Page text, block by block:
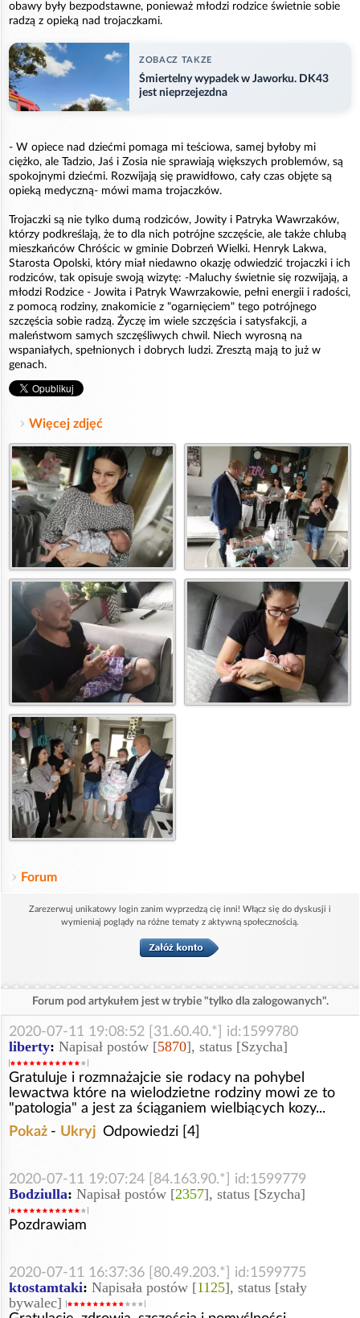
obawy były bezpodstawne, ponieważ młodzi rodzice świetnie sobie
radzą z opieką nad trojaczkami.
ZOBACZ TAKZE
Śmiertelny wypadek w Jaworku. DK43
jest nieprzejezdna
- W opiece nad dziećmi pomaga mi teściowa, samej byłoby mi
ciężko, ale Tadzio, Jaś i Zosia nie sprawiają większych problemów, są
spokojnymi dziećmi. Rozwijają się prawidłowo, cały czas objęte są
opieką medyczną- mówi mama trojaczków.
Trojaczki są nie tylko dumą rodziców, Jowity i Patryka Wawrzaków,
którzy podkreślają, że to dla nich potrójne szczęście, ale także chlubą
mieszkańców Chróścic w gminie Dobrzeń Wielki. Henryk Lakwa,
Starosta Opolski, który miał niedawno okazję odwiedzić trojaczki i ich
rodziców, tak opisuje swoją wizytę: -Maluchy świetnie się rozwijają, a
młodzi Rodzice - Jowita i Patryk Wawrzakowie, pełni energii i radości,
z pomocą rodziny, znakomicie z "ogarnięciem" tego potrójnego
szczęścia sobie radzą. Życzę im wiele szczęścia i satysfakcji, a
maleństwom samych szczęśliwych chwil. Niech wyrosną na
wspaniałych, spełnionych i dobrych ludzi. Zresztą mają to już w
genach.
Więcej zdjęć
Forum
Zarezerwuj unikatowy login zanim wyprzedzą cię inni! Włącz się do dyskusji i
wymieniaj poglądy na różne tematy z aktywną społecznością.
Forum pod artykułem jest w trybie "tylko dla zalogowanych".
2020-07-11 19:08:52 [31.60.40.*] id:1599780
liberty: Napisał postów [5870], status [Szycha]
Gratuluje i rozmnażajcie sie rodacy na pohybel
lewactwa które na wielodzietne rodziny mowi ze to
"patologia" a jest za ściąganiem wielbiących kozy...
Pokaż - Ukryj Odpowiedzi [4]
2020-07-11 19:07:24 [84.163.90.*] id:1599779
Bodziulla: Napisał postów [2357], status [Szycha]
Pozdrawiam
2020-07-11 16:37:36 [80.49.203.*] id:1599775
ktostamtaki: Napisała postów [1125], status [stały
bywalec]